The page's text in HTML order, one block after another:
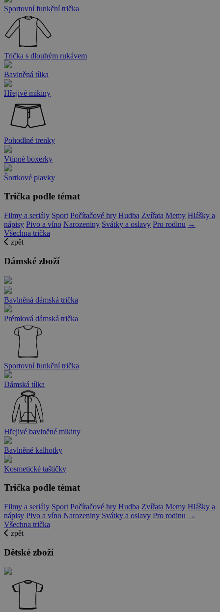
Sportovní funkční trička
Trička s dlouhým rukávem
Bavlněná tílka
Hřejivé mikiny
Pohodlné trenky
Vtipné boxerky
Šortkové plavky
Trička podle témat
Filmy a seriály Sport Počítačové hry Hudba Zvířata Memy Hlášky a
nápisy Pivo a víno Narozeniny Svátky a oslavy Pro rodinu →
Všechna trička
zpět
Dámské zboží
Bavlněná dámská trička
Prémiová dámská trička
Sportovní funkční trička
Dámská tílka
Hřejivé bavlněné mikiny
Bavlněné kalhotky
Kosmetické taštičky
Trička podle témat
Filmy a seriály Sport Počítačové hry Hudba Zvířata Memy Hlášky a
nápisy Pivo a víno Narozeniny Svátky a oslavy Pro rodinu →
Všechna trička
zpět
Dětské zboží